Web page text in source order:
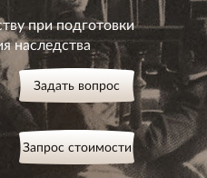
при подготовки
наследства
Задать вопрос
Запрос стоимости